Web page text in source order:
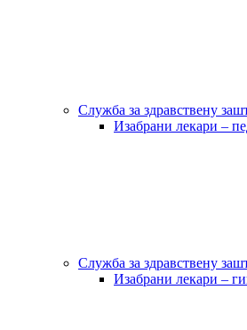
Служба за здравствену
Изабрани лекари –
Служба за здравствену
Изабрани лекари –